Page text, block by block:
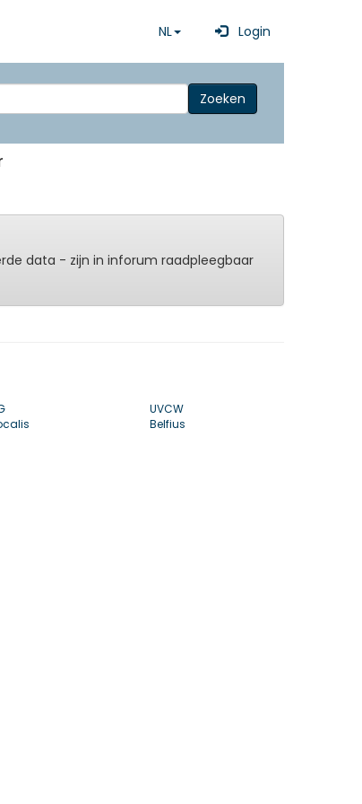
NL Login
Zoeken
data - zijn in inforum raadpleegbaar
UVCW
Belfius